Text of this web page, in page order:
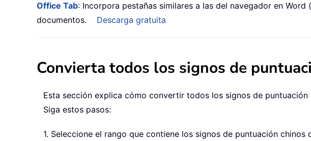
Office Tab: Incorpora pestañas similares a las del navegador en
documentos.
Descarga gratuita
Convierta todos los signos de
Esta sección explica cómo convertir todos los signos de
Siga estos pasos:
1. Seleccione el rango que contiene los signos de puntuación